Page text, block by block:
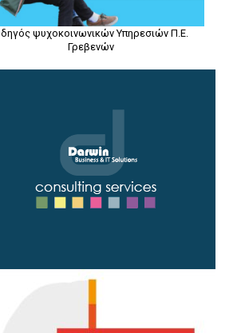
ψυχοκοινωνικών Υπηρεσιών Π.Ε.
Γρεβενών